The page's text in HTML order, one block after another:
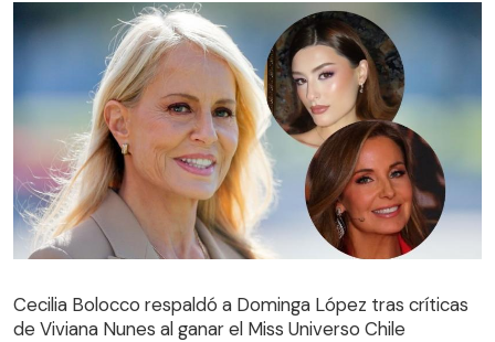
de Viviana Nunes al ganar el Miss Universo Chile
Cecilia Bolocco respaldó a Dominga López tras críticas
de Viviana Nunes al ganar el Miss Universo Chile